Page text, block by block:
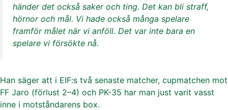
händer det också saker och ting. Det kan bli straff,
hörnor och mål. Vi hade också många spelare
framför målet när vi anföll. Det var inte bara en
spelare vi försökte nå.
Han säger att i EIF:s två senaste matcher, cupmatchen mot
FF Jaro (förlust 2–4) och PK-35 har man just varit vasst
inne i motståndarens box.